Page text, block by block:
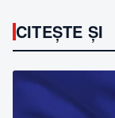
CITEȘTE ȘI